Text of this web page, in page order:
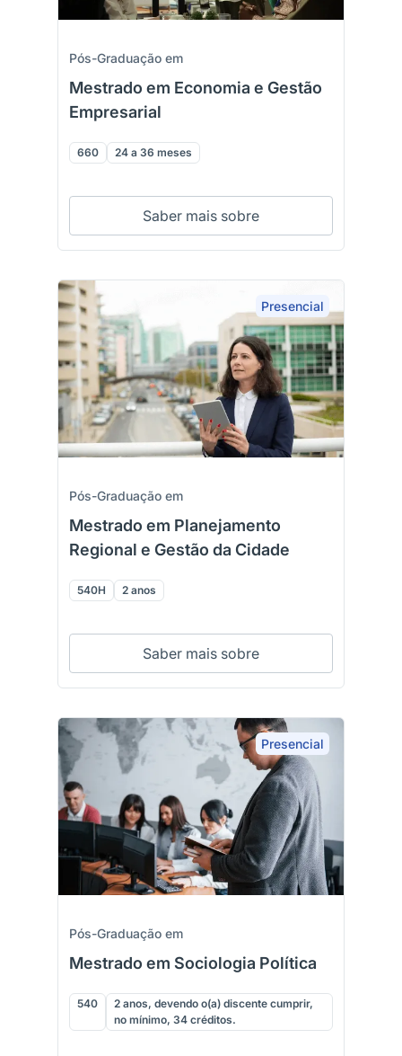
Pós-Graduação em
Mestrado em Economia e Gestão
Empresarial
660 24 a 36 meses
Saber mais sobre
Presencial
Pós-Graduação em
Mestrado em Planejamento
Regional e Gestão da Cidade
540H 2 anos
Saber mais sobre
Presencial
Pós-Graduação em
Mestrado em Sociologia Política
540
2 anos, devendo o(a) discente cumprir,
no mínimo, 34 créditos.